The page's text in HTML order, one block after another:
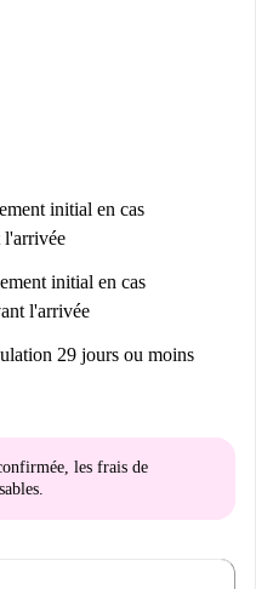
de Bruxelles. Profitez
initial en cas
l'arrivée
initial en cas
l'arrivée
29 jours ou moins
les frais de
.